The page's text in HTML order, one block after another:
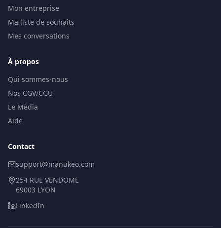
Mon entreprise
Ma liste de souhaits
Mes conversations
À propos
Qui sommes-nous
Nos CGV/CGU
Le Média
Aide
Contact
support@manukeo.com
254 RUE VENDOME
69003 LYON
LinkedIn